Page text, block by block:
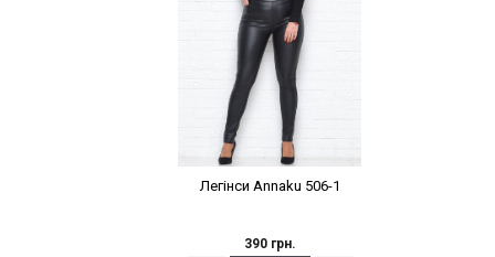
Легінси Annaku 506-1
390 грн.